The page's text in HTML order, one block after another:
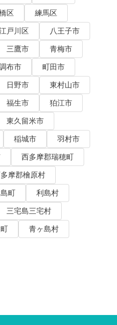
区
練馬区
戸川区
八王子市
三鷹市
青梅市
布市
町田市
日野市
東村山市
福生市
狛江市
東久留米市
稲城市
羽村市
西多摩郡瑞穂町
摩郡檜原村
町
利島村
三宅島三宅村
青ヶ島村